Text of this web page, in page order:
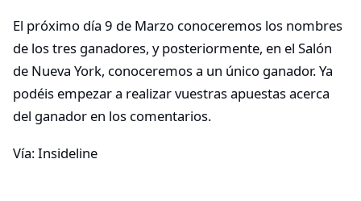
El próximo día 9 de Marzo conoceremos los nombres
de los tres ganadores, y posteriormente, en el Salón
de Nueva York, conoceremos a un único ganador. Ya
podéis empezar a realizar vuestras apuestas acerca
del ganador en los comentarios.
Vía: Insideline